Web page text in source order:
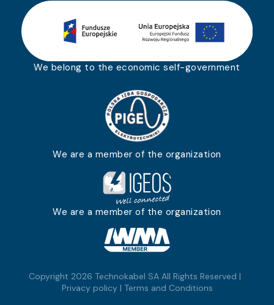
We belong to the economic self-government
We are a member of the organization
We are a member of the organization
Copyright 2026 Technokabel SA All Rights Reserved |
Privacy policy| Terms and Conditions